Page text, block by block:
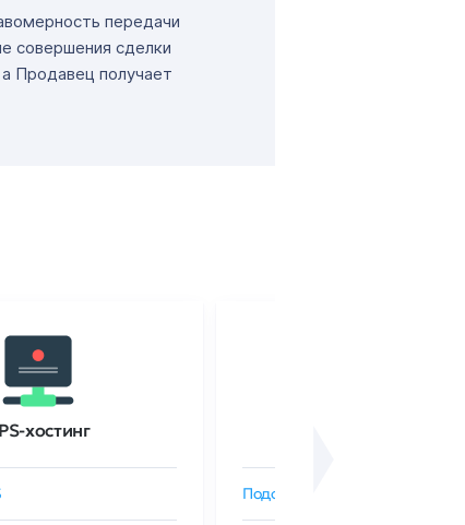
передачи
совершения сделки
Продавец получает
хостинг
Подобрать SSL-сертификат